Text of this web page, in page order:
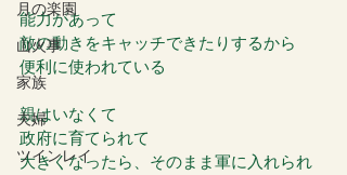
月の楽園
山火事
家族
夫婦
ツインレイ
能力があって
敵の動きをキャッチできたりするから
便利に使われている
親はいなくて
政府に育てられて
大きくなったら、そのまま軍に入れられ